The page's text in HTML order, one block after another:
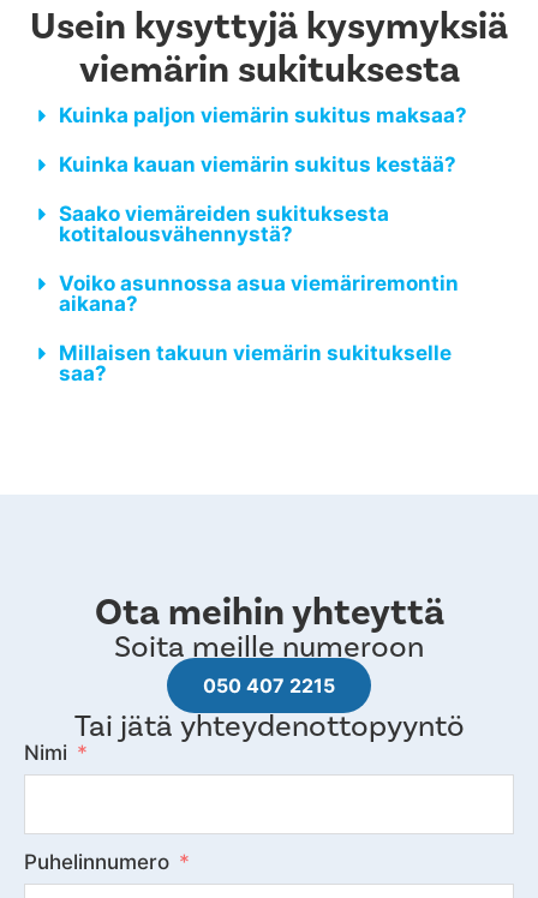
Usein kysyttyjä kysymyksiä
viemärin sukituksesta
Kuinka paljon viemärin sukitus maksaa?
Kuinka kauan viemärin sukitus kestää?
Saako viemäreiden sukituksesta
kotitalousvähennystä?
Voiko asunnossa asua viemäriremontin
aikana?
Millaisen takuun viemärin sukitukselle
saa?
Ota meihin yhteyttä
Soita meille numeroon
050 407 2215
Tai jätä yhteydenottopyyntö
Nimi
Puhelinnumero